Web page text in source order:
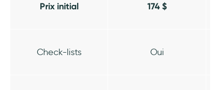
Prix initial 174 $
Check-lists Oui